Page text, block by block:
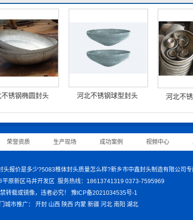
不锈钢椭圆封头 河北不锈钢球型封头 河北不
荣誉资质 生产现场 成功案例 视频中心
报价是多少?5083椎体封头质量怎么样?新乡市中鑫封头制造有限公司专
平原新区马井开发区 服务热线：18613741319 0373-7595969
转载或镜像，违者必究！ 豫ICP备2021034535号-1
城市推广： 开封 山西 陕西 内蒙 新疆 河北 南阳 湖北